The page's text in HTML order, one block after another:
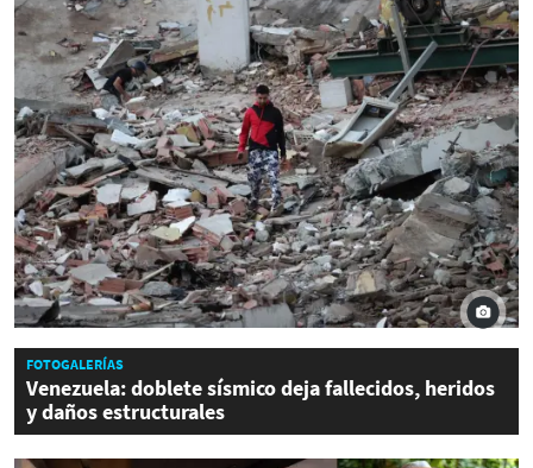
FOTOGALERÍAS
Venezuela: doblete sísmico deja fallecidos, heridos
y daños estructurales